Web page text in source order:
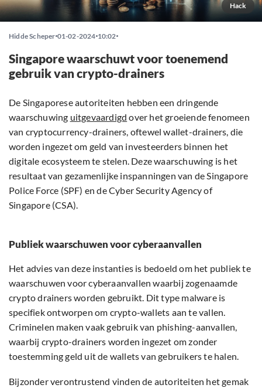
Hack
Hidde Scheper 01-02-2024 10:02
Singapore waarschuwt voor toenemend
gebruik van crypto-drainers
De Singaporese autoriteiten hebben een dringende
waarschuwing uitgevaardigd over het groeiende fenomeen
van cryptocurrency-drainers, oftewel wallet-drainers, die
worden ingezet om geld van investeerders binnen het
digitale ecosysteem te stelen. Deze waarschuwing is het
resultaat van gezamenlijke inspanningen van de Singapore
Police Force (SPF) en de Cyber Security Agency of
Singapore (CSA).
Publiek waarschuwen voor cyberaanvallen
Het advies van deze instanties is bedoeld om het publiek te
waarschuwen voor cyberaanvallen waarbij zogenaamde
crypto drainers worden gebruikt. Dit type malware is
specifiek ontworpen om crypto-wallets aan te vallen.
Criminelen maken vaak gebruik van phishing-aanvallen,
waarbij crypto-drainers worden ingezet om zonder
toestemming geld uit de wallets van gebruikers te halen.
Bijzonder verontrustend vinden de autoriteiten het gemak